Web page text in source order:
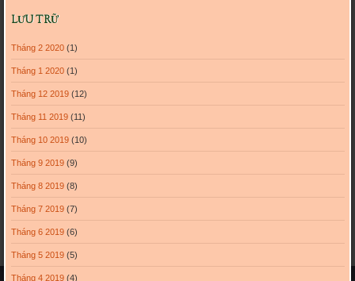
LƯU TRỮ
Tháng 2 2020(1)
Tháng 1 2020(1)
Tháng 12 2019(12)
Tháng 11 2019(11)
Tháng 10 2019(10)
Tháng 9 2019(9)
Tháng 8 2019(8)
Tháng 7 2019(7)
Tháng 6 2019(6)
Tháng 5 2019(5)
Tháng 4 2019(4)